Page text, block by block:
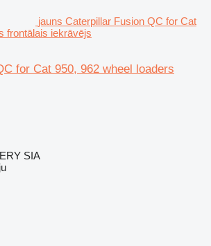
jauns Caterpillar Fusion QC for Cat
frontālais iekrāvējs
for Cat 950, 962 wheel loaders
SIA